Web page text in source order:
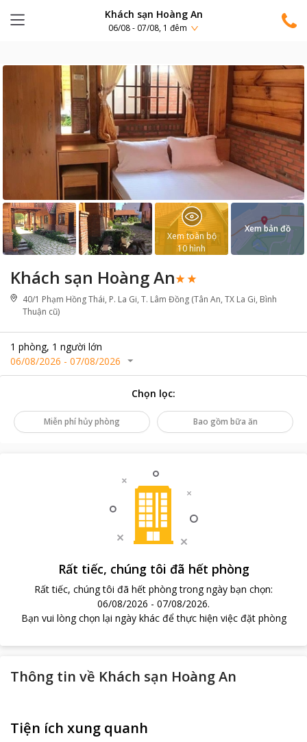
Khách sạn Hoàng An
06/08 - 07/08, 1 đêm
Khách sạn Hoàng An
40/1 Phạm Hồng Thái, P. La Gi, T. Lâm Đồng (Tân An, TX La Gi, Bình
Thuận cũ)
1 phòng, 1 người lớn
06/08/2026 - 07/08/2026
Xem toàn bộ
10hình
Xem bản đồ
Chọn lọc:
Miễn phí hủy phòng Bao gồm bữa ăn
Rất tiếc, chúng tôi đã hết phòng
Rất tiếc, chúng tôi đã hết phòng trong ngày bạn chọn:
06/08/2026 - 07/08/2026.
Bạn vui lòng chọn lại ngày khác để thực hiện việc đặt phòng
Thông tin về Khách sạn Hoàng An
Tiện ích xung quanh